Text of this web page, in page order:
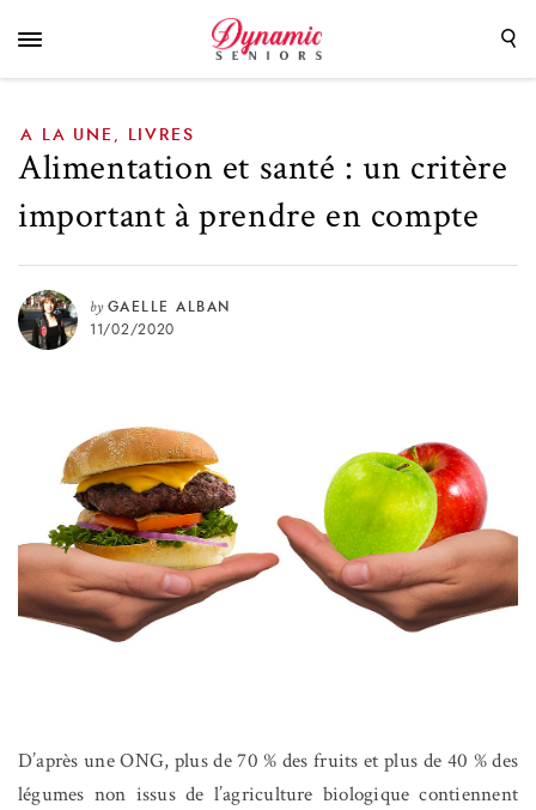
prendre en compte
A LA UNE LIVRES
Alimentation et santé : un critère
important à prendre en compte
by GAELLE ALBAN
11/02/2020
D’après une ONG, plus de 70 % des fruits et plus de 40 % des
légumes non issus de l’agriculture biologique contiennent